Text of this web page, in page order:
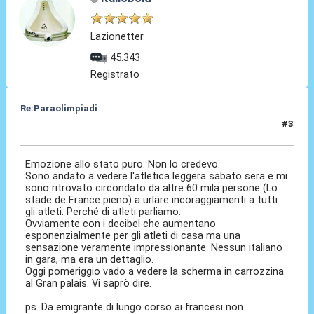
Lazionetter
45.343
Registrato
Re:Paraolimpiadi
#3
Emozione allo stato puro. Non lo credevo.
Sono andato a vedere l'atletica leggera sabato sera e mi
sono ritrovato circondato da altre 60 mila persone (Lo
stade de France pieno) a urlare incoraggiamenti a tutti
gli atleti. Perché di atleti parliamo.
Ovviamente con i decibel che aumentano
esponenzialmente per gli atleti di casa ma una
sensazione veramente impressionante. Nessun italiano
in gara, ma era un dettaglio.
Oggi pomeriggio vado a vedere la scherma in carrozzina
al Gran palais. Vi saprò dire.
ps. Da emigrante di lungo corso ai francesi non